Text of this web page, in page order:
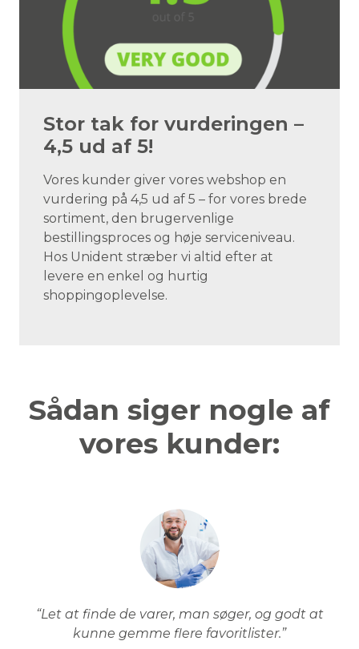
Stor tak for vurderingen –
4,5 ud af 5!
Vores kunder giver vores webshop en
vurdering på 4,5 ud af 5 – for vores brede
sortiment, den brugervenlige
bestillingsproces og høje serviceniveau.
Hos Unident stræber vi altid efter at
levere en enkel og hurtig
shoppingoplevelse.
Sådan siger nogle af
vores kunder:
“Let at finde de varer, man søger, og godt at
kunne gemme flere favoritlister.”